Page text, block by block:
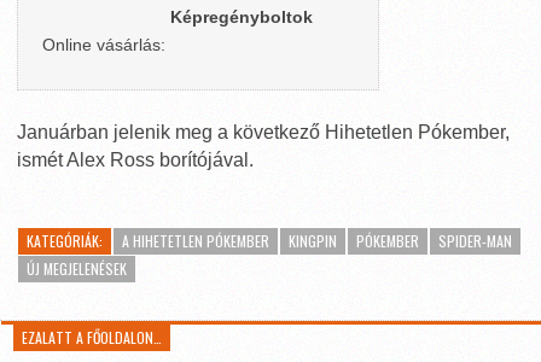
Képregényboltok
Online vásárlás:
Januárban jelenik meg a következő Hihetetlen Pókember,
ismét Alex Ross borítójával.
KATEGÓRIÁK: A HIHETETLEN PÓKEMBER KINGPIN PÓKEMBER
SPIDER-MAN
ÚJ MEGJELENÉSEK
EZALATT A FŐOLDALON…